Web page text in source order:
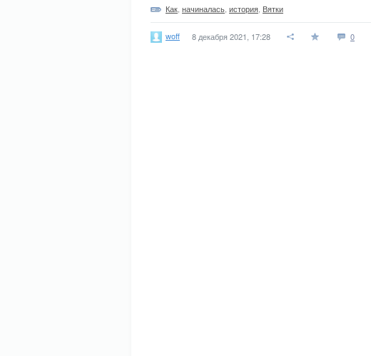
Как начиналась история Вятки
woff 8 декабря 2021, 17:28 0